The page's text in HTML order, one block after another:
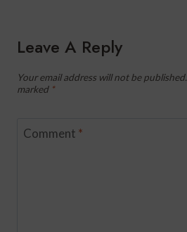
Leave A Reply
Your email address will not be published.
marked *
Comment *